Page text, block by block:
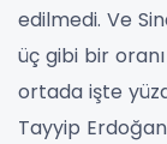
edilmedi. Ve
üç gibi bir
ortada işte
Tayyip